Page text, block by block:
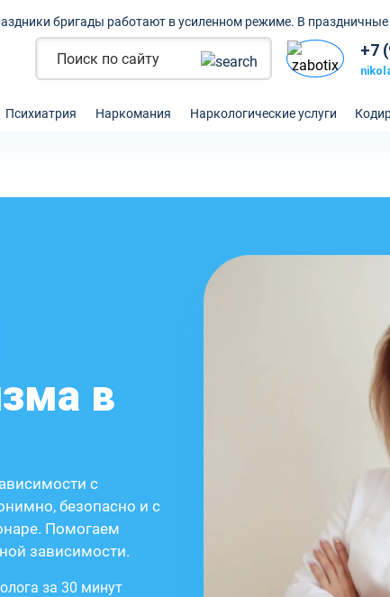
бригады работают в усиленном режиме. В праздничные
+7
Психиатрия Наркомания Наркологические услуги
в
с
безопасно и с
Помогаем
зависимости.
за 30 минут